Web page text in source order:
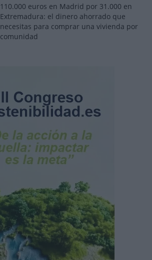
110.000 euros en Madrid por 31.000 en
Extremadura: el dinero ahorrado que
necesitas para comprar una vivienda por
comunidad